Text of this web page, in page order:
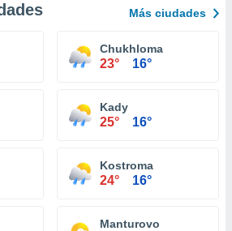
Más ciudades
Chukhloma
23° 16°
Kady
25° 16°
Kostroma
24° 16°
Manturovo